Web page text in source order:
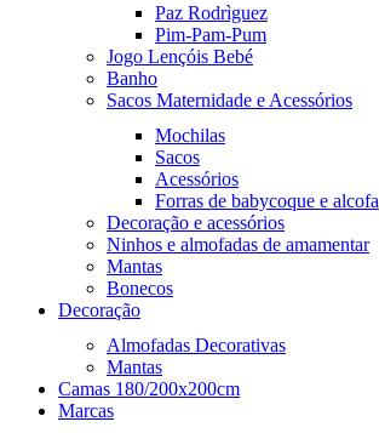
Paz Rodrìguez
Pim-Pam-Pum
Jogo Lençóis Bebé
Banho
Sacos Maternidade e Acessórios
Mochilas
Sacos
Acessórios
Forras de babycoque e alcofa
Decoração e acessórios
Ninhos e almofadas de amamentar
Mantas
Bonecos
Decoração
Almofadas Decorativas
Mantas
Camas 180/200x200cm
Marcas